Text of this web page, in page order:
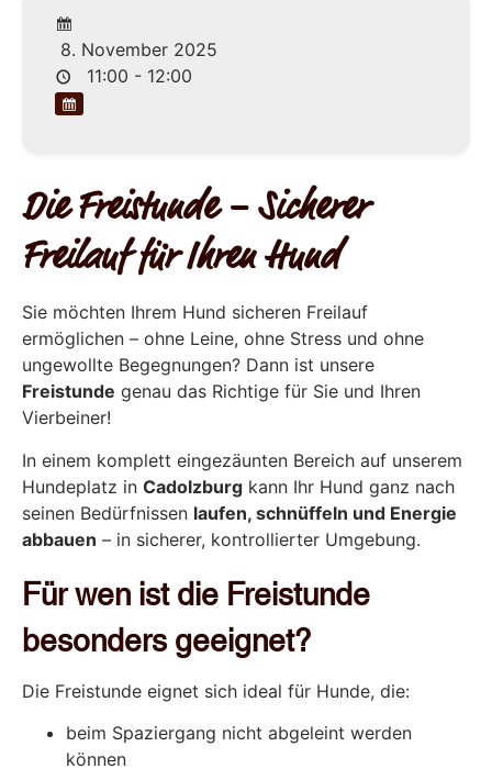
8. November 2025
11:00 - 12:00
Die Freistunde – Sicherer
Freilauf für Ihren Hund
Sie möchten Ihrem Hund sicheren Freilauf
ermöglichen – ohne Leine, ohne Stress und ohne
ungewollte Begegnungen? Dann ist unsere
Freistunde genau das Richtige für Sie und Ihren
Vierbeiner!
In einem komplett eingezäunten Bereich auf unserem
Hundeplatz in Cadolzburg kann Ihr Hund ganz nach
seinen Bedürfnissen laufen, schnüffeln und Energie
abbauen – in sicherer, kontrollierter Umgebung.
Für wen ist die Freistunde
besonders geeignet?
Die Freistunde eignet sich ideal für Hunde, die:
beim Spaziergang nicht abgeleint werden
können